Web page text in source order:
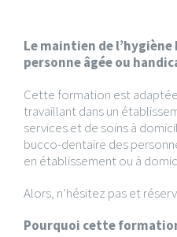
Le maintien de
personne âgée ou
Cette formation est
travaillant dans un
services et de soins à
bucco-dentaire des
en établissement ou à
Alors, n’hésitez pas et
Pourquoi cette